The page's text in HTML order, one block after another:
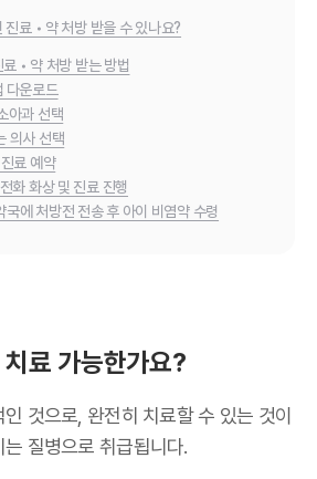
진료 • 약 처방 받을 수 있나요?
• 약 처방 받는 방법
다운로드
아과 선택
의사 선택
료 예약
화 화상 및 진료 진행
에 처방전 전송 후 아이 비염약 수령
료 가능한가요?
것으로, 완전히 치료할 수 있는 것이
질병으로 취급됩니다.